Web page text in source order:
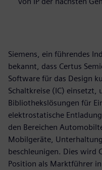
Siemens, ein führendes
bekannt, dass Certus
Software für das Design
Schaltkreise (IC) einsetzt,
Bibliothekslösungen für
elektrostatische
den Bereichen
Mobilgeräte,
beschleunigen. Dies wird
Position als Marktführer